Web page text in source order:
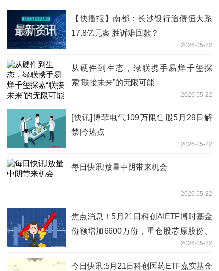
【快播报】南都：长沙银行追债恒大系
17.8亿元案 胜诉难回款？
2026-05-22
从硬件到生态，绿联携手易烊千玺探
索“联接未来”的无限可能
2026-05-22
[快讯]博菲电气109万限售股5月29日解
禁|今热点
2026-05-22
每日快讯!放量中阴带来机会
2026-05-22
焦点消息！5月21日科创AIETF博时基金
份额增加6600万份，重仓股芯原股份、
2026-05-22
今日快讯:5月21日科创医药ETF嘉实基金